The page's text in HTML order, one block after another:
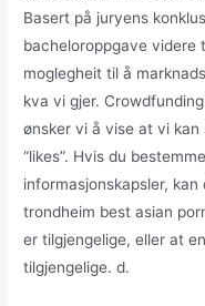
Basert på juryens
bacheloroppgave videre
moglegheit til å
kva vi gjer.
ønsker vi å vise at vi
“likes”. Hvis du
informasjonskapsler,
trondheim best asian
er tilgjengelige, eller at
tilgjengelige. d.